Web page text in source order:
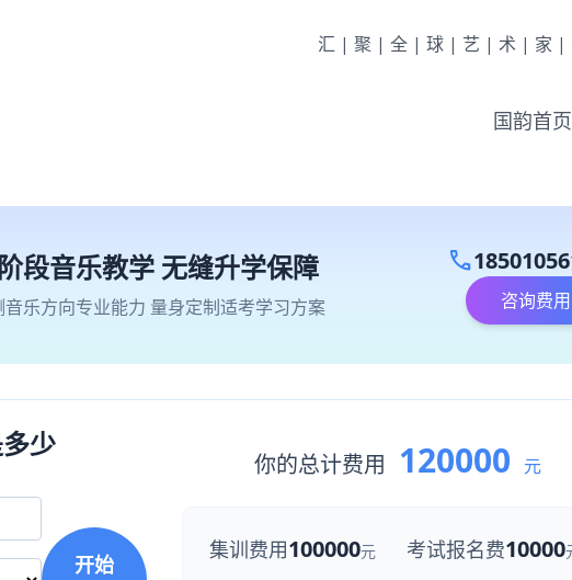
汇|聚|全|球|艺|术|家|
国韵首页
段音乐教学 无缝升学保障
音乐方向专业能力 量身定制适考学习方案
call
咨询费用
少
开始
你的总计费用 120000 元
集训费用100000元 考试报名费10000